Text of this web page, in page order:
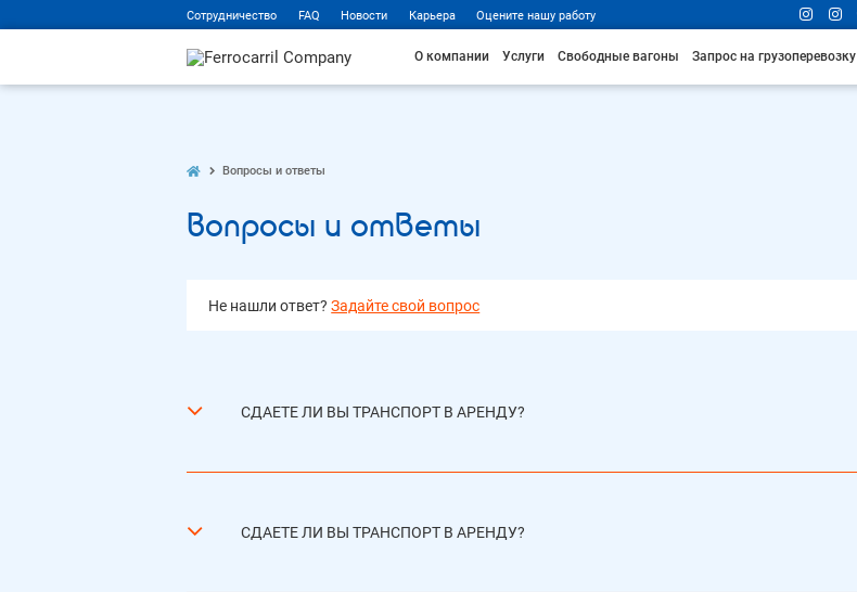
Сотрудничество FAQ Новости Карьера Оцените нашу работу
О компании Услуги Свободные вагоны Запрос на грузоперевозку
Вопросы и ответы
Вопросы и ответы
Не нашли ответ?Задайте свой вопрос
СДАЕТЕ ЛИ ВЫ ТРАНСПОРТ В АРЕНДУ?
СДАЕТЕ ЛИ ВЫ ТРАНСПОРТ В АРЕНДУ?